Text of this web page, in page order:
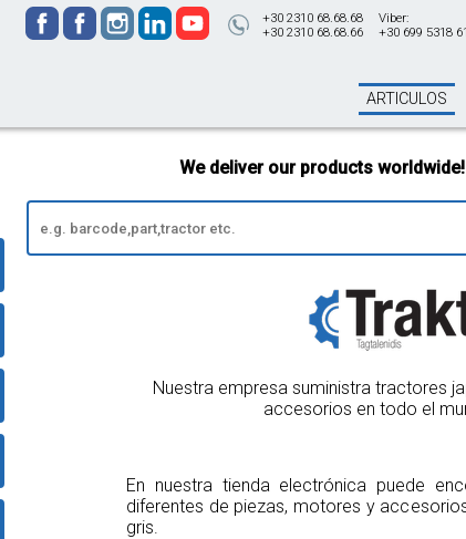
+30 2310 68.68.68
+30 2310 68.68.66
Viber:
+30 699 5318
ARTICULOS
We deliver our products worldwide!All orders
Nuestra empresa suministra tractores
accesorios en todo el
En nuestra tienda electrónica puede
diferentes de piezas, motores y
gris.